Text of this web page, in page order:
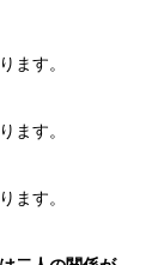
ます。
ます。
ます。